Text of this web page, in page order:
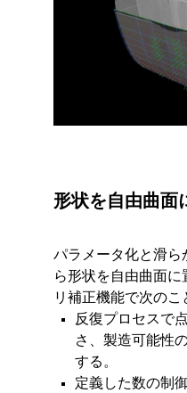
形状を自由曲面
パラメータ化と滑ら
ら形状を自由曲面に
リ補正機能で次のこ
反復プロセスで
さ、製造可能性
する。
定義した数の制